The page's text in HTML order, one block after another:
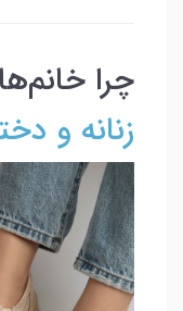
چرا
زنانه و